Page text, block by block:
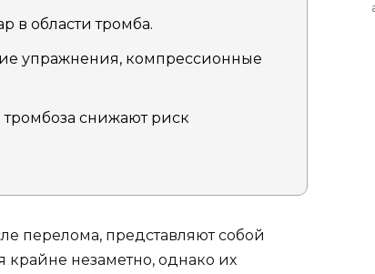
в области тромба.
упражнения, компрессионные
снижают риск
перелома, представляют собой
крайне незаметно, однако их